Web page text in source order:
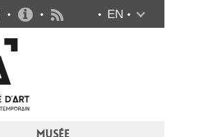
MUSÉE
EN
Infos pratiques